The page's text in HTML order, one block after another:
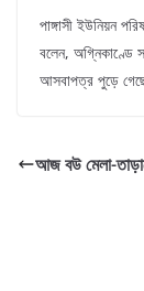
পাঙ্গাসী ইউনিয়ন
বলেন, অগ্নিকাণ্ডে
আসবাপত্র পুড়ে
আজ বউ মেলা-